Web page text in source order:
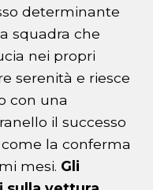
determinante
squadra che
nei propri
serenità e riesce
con una
il successo
la conferma
mesi. Gli